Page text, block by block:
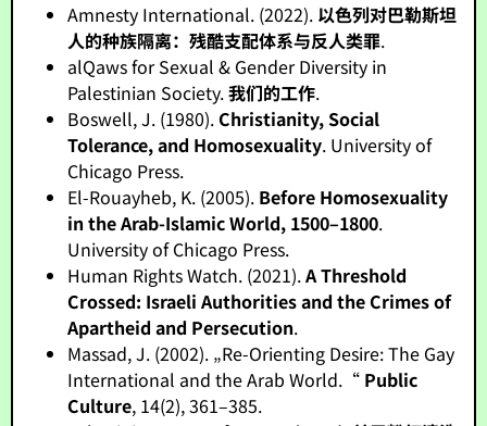
Amnesty International. (2022). 以色列对巴勒斯坦
人的种族隔离：残酷支配体系与反人类罪.
alQaws for Sexual & Gender Diversity in
Palestinian Society.我们的工作.
Boswell, J. (1980).Christianity, Social
Tolerance, and Homosexuality. University of
Chicago Press.
El-Rouayheb, K. (2005). Before Homosexuality
in the Arab-Islamic World, 1500–1800.
University of Chicago Press.
Human Rights Watch. (2021).A Threshold
Crossed: Israeli Authorities and the Crimes of
Apartheid and Persecution.
Massad, J. (2002). „Re-Orienting Desire: The Gay
International and the Arab World.“ Public
Culture, 14(2), 361–385.